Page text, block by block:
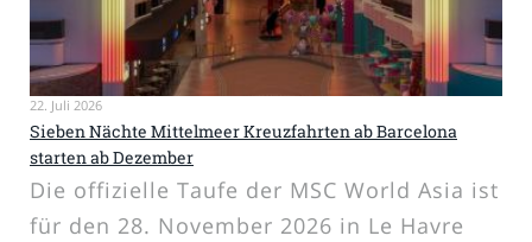
22. Juli 2026
Sieben Nächte Mittelmeer Kreuzfahrten ab Barcelona
starten ab Dezember
Die offizielle Taufe der MSC World Asia ist
für den 28. November 2026 in Le Havre